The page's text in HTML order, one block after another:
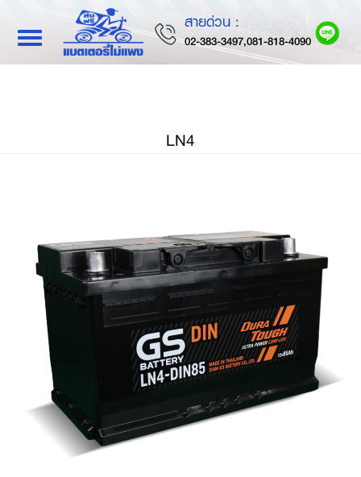
Toggle
navigation
สายด่วน :
02-383-3497,081-818-4090
LN4